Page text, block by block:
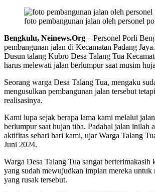
foto pembangunan jalan oleh personel
Bengkulu, Neinews.Org – Personel Porli
pembangunan jalan di Kecamatan Padang
Dusun talang Kubro Desa Talang Tua
harus melewati jalan berlumpur saat musim
Seorang warga Desa Talang Tua, mengaku
mengusulkan pembangunan jalan tersebut
realisasinya.
Kami lupa sejak berapa lama kami melalui
berlumpur saat hujan tiba. Padahal jalan inilah
aktifitas sehari hari kami, ujar Warga Talang
Juni 2024.
Warga Desa Talang Tua sangat berterimakasih
yang sudah mewujudkan impian mereka untuk
yang rusak tersebut.